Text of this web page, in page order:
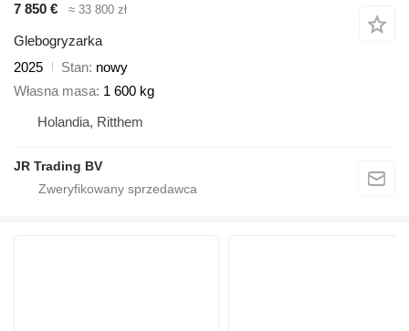
7 850 €
≈ 33 800 zł
Glebogryzarka
2025
Stan nowy
Własna masa 1 600 kg
Holandia, Ritthem
JR Trading BV